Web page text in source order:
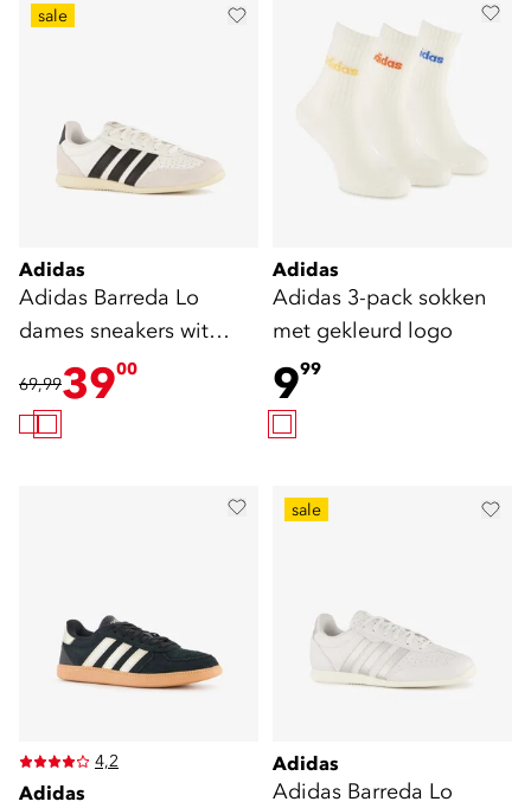
sale
Adidas
Adidas Barreda Lo
dames sneakers wit
zwart
69,993900
Adidas
Adidas 3-pack sokken
met gekleurd logo
999
4,2
Adidas
sale
Adidas
Adidas Barreda Lo